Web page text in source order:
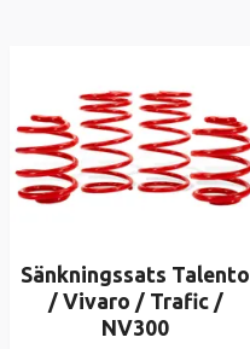
Sänkningssats Talento
/ Vivaro / Trafic /
NV300